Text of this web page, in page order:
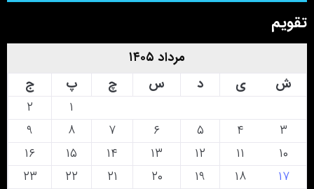
تقویم
مرداد ۱۴۰۵
ش
ی د س چ پ ج
۲
۳
۴ ۵ ۶ ۷ ۸
۹
۱۰
۱۱ ۱۲ ۱۳ ۱۴ ۱۵
۱۶
۱۷
۱۸ ۱۹ ۲۰ ۲۱ ۲۲
۲۳